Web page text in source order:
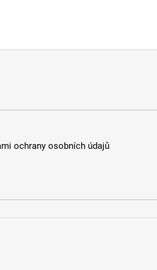
ochrany osobních údajů